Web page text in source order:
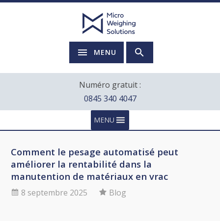
MENU
Numéro gratuit :
0845 340 4047
MENU
Comment le pesage automatisé peut
améliorer la rentabilité dans la
manutention de matériaux en vrac
8 septembre 2025 Blog